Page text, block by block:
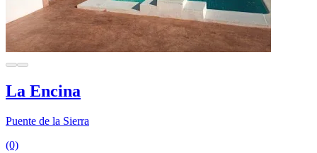
La Encina
Puente de la Sierra
(0)